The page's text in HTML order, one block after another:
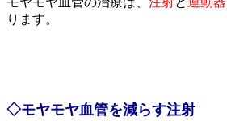
ります。
◇モヤモヤ血管を減らす注射